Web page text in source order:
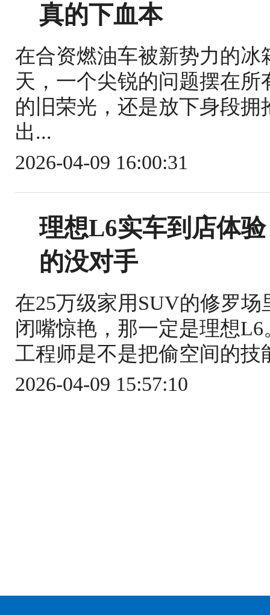
真的下血本
在合资燃油车被新势力的
天，一个尖锐的问题摆在
的旧荣光，还是放下身段
出...
2026-04-09 16:00:31
理想L6实车到店体
的没对手
在25万级家用SUV的修罗
闭嘴惊艳，那一定是理想
工程师是不是把偷空间的技
2026-04-09 15:57:10